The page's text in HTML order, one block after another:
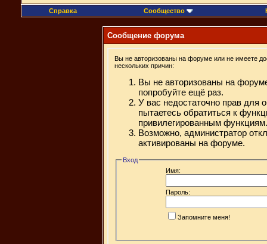
Справка Сообщество
Сообщение форума
Вы не авторизованы на форуме или не имеете
нескольких причин:
Вы не авторизованы на
попробуйте ещё раз.
У вас недостаточно прав для
пытаетесь обратиться к
привилегированным функциям.
Возможно, администратор
активированы на форуме.
Вход
Имя:
Пароль:
Запомните меня!